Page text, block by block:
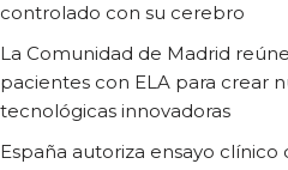
controlado con su cerebro
La Comunidad de Madrid
pacientes con ELA para crear
tecnológicas innovadoras
España autoriza ensayo